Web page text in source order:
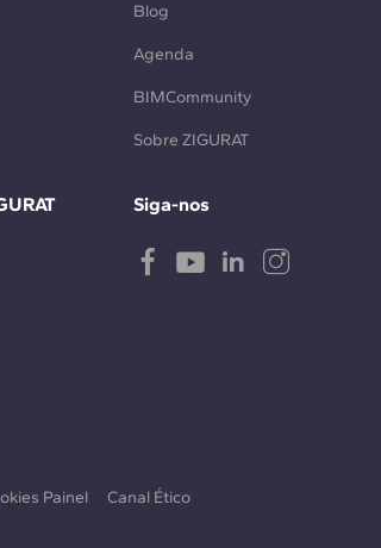
Blog
Agenda
BIMCommunity
Sobre ZIGURAT
Siga-nos
Painel Canal Ético